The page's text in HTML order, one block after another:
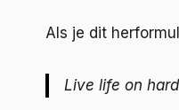
Als je dit
Live life on